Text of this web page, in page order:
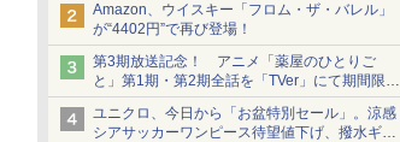
Amazon、ウイスキー「フロム・ザ・バレル」
が“4402円”で再び登場！
第3期放送記念！ アニメ「薬屋のひとりご
と」第1期・第2期全話を「TVer」にて期間限定
で順次無料配信開始
ユニクロ、今日から「お盆特別セール」。涼感
シアサッカーワンピース待望値下げ、撥水ギア